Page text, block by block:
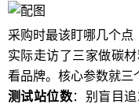
采购时最该盯哪几个点
实际走访了三家做碳
看品牌。核心参数就三
测试站位数：别盲目